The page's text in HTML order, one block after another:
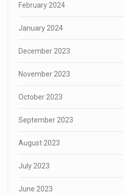
February 2024
January 2024
December 2023
November 2023
October 2023
September 2023
August 2023
July 2023
June 2023